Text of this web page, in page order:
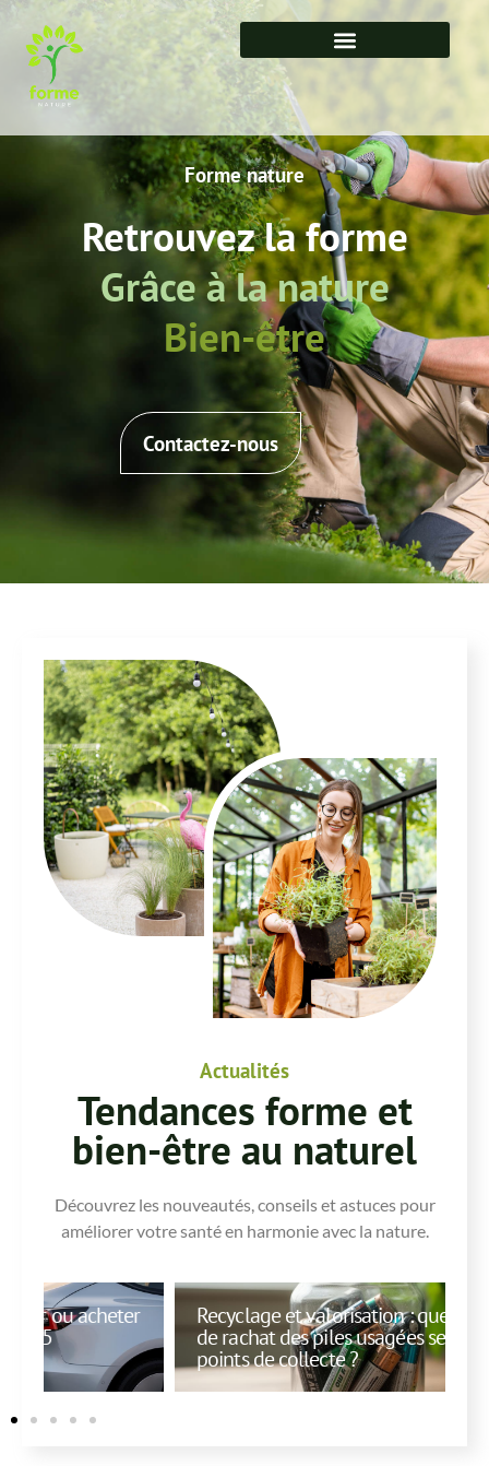
Forme nature
Retrouvez la forme
Grâce à la nature
Bien-être
Contactez-nous
Actualités
Tendances forme et
bien-être au naturel
Découvrez les nouveautés, conseils et astuces pour
améliorer votre santé en harmonie avec la nature.
Recyclage et valorisation : quel est le prix
de rachat des piles usagées selon les
points de collecte ?